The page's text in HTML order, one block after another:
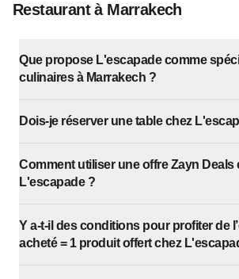
Restaurant à Marrakech
Que propose L'escapade comme
culinaires à Marrakech ?
Dois-je réserver une table chez
Comment utiliser une offre Zayn Deals
L'escapade ?
Y a-t-il des conditions pour profiter de
acheté = 1 produit offert chez